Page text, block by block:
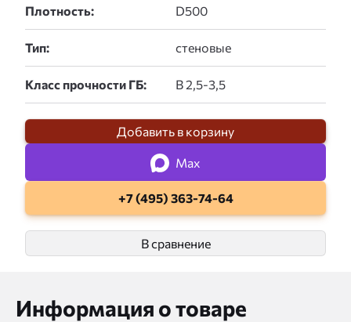
Плотность:
Тип:
Класс прочности ГБ:
Добавить в корзину
Max
+7 (495) 363-74-64
В сравнение
Информация о товаре